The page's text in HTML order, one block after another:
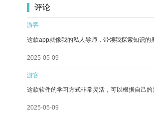
评论
游客
这款app就像我的私人导师，带领我探索知识的
2025-05-09
游客
这款软件的学习方式非常灵活，可以根据自己的
2025-05-09